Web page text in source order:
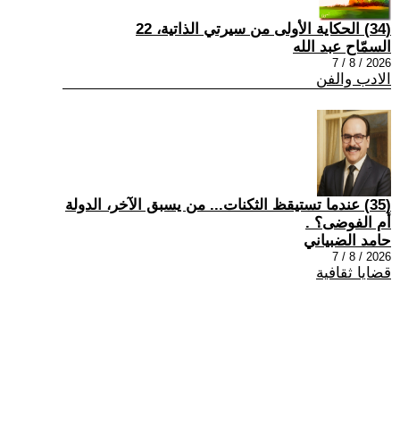
(34) الحكاية الأولى من سيرتي الذاتية، 22
السمّاح عبد الله
2026 / 8 / 7
الادب والفن
(35) عندما تستيقظ الثكنات... من يسبق الآخر، الدولة
أم الفوضى؟ .
حامد الضبياني
2026 / 8 / 7
قضايا ثقافية